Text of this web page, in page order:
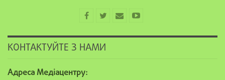
КОНТАКТУЙТЕ З НАМИ
Адреса Медіацентру: